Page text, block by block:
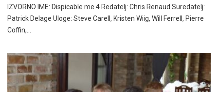
IZVORNO IME: Dispicable me 4 Redatelj: Chris Renaud Suredatelj:
Patrick Delage Uloge: Steve Carell, Kristen Wiig, Will Ferrell, Pierre
Coffin,…